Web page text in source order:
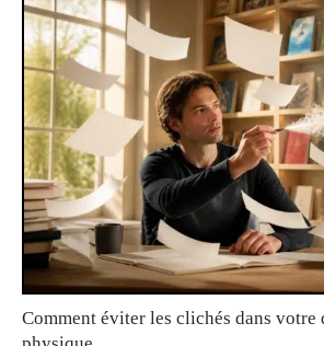
Comment éviter les clichés dans votre